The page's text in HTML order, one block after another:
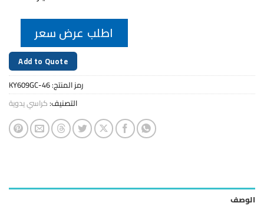
اطلب عرض سعر
Add to Quote
رمز المنتج:KY609GC-46
التصنيف:كراسي يدوية
الوصف